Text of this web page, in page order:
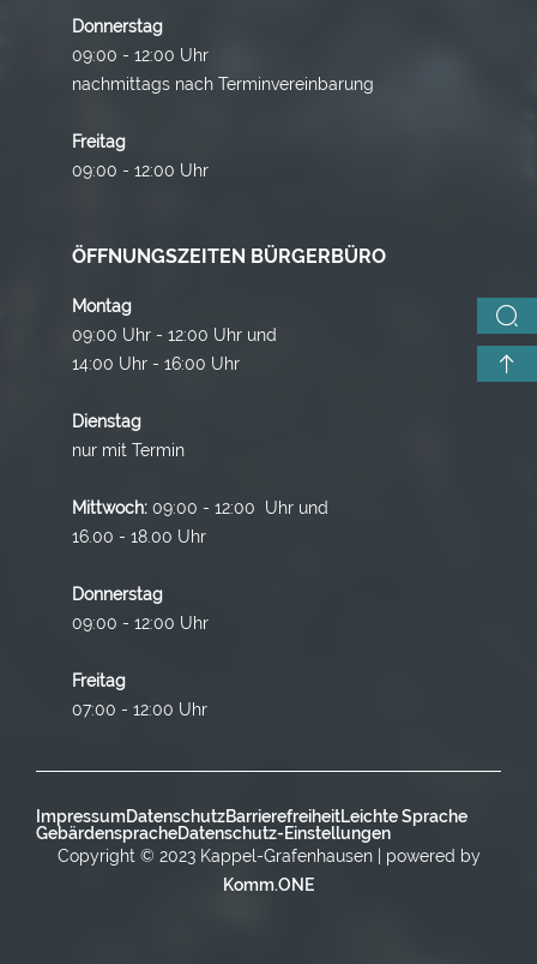
Donnerstag
09:00 - 12:00 Uhr
nachmittags nach Terminvereinbarung
Freitag
09:00 - 12:00 Uhr
ÖFFNUNGSZEITEN BÜRGERBÜRO
Montag
09:00 Uhr - 12:00 Uhr und
14:00 Uhr - 16:00 Uhr
Dienstag
nur mit Termin
Mittwoch: 09:00 - 12:00 Uhr und
16.00 - 18.00 Uhr
Donnerstag
09:00 - 12:00 Uhr
Freitag
07:00 - 12:00 Uhr
ImpressumDatenschutzBarrierefreiheitLeichte Sprache
GebärdenspracheDatenschutz-Einstellungen
Copyright © 2023 Kappel-Grafenhausen | powered by
Komm.ONE